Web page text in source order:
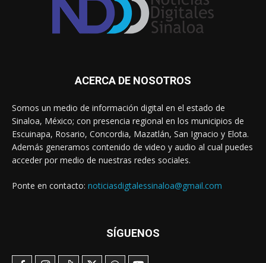
ACERCA DE NOSOTROS
Somos un medio de información digital en el estado de
Sinaloa, México; con presencia regional en los municipios de
Escuinapa, Rosario, Concordia, Mazatlán, San Ignacio y Elota.
Además generamos contenido de video y audio al cual puedes
acceder por medio de nuestras redes sociales.
Ponte en contacto: noticiasdigtalessinaloa@gmail.com
SÍGUENOS